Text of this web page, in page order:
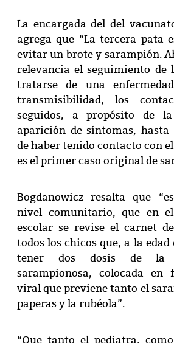
La encargada del del
agrega que “La tercera pata
evitar un brote y sarampión.
relevancia el seguimiento de
tratarse de una
transmisibilidad, los
seguidos, a propósito de
aparición de síntomas, hasta
de haber tenido contacto con
es el primer caso original de
Bogdanowicz resalta que
nivel comunitario, que en
escolar se revise el carnet
todos los chicos que, a la edad
tener dos dosis de la
sarampionosa, colocada
viral que previene tanto el
paperas y la rubéola”.
“Que tanto el pediatra,